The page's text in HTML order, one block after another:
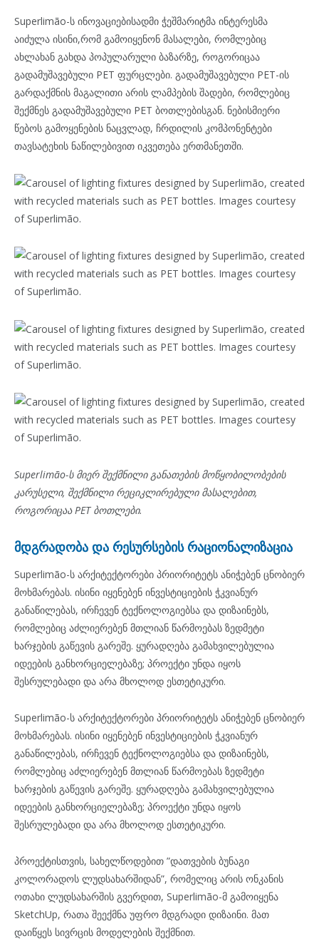
Superlimão-ს ინოვაციებისადმი ჭეშმარიტმა ინტერესმა
აიძულა ისინი,რომ გამოიყენონ მასალები, რომლებიც
ახლახან გახდა პოპულარული ბაზარზე, როგორიცაა
გადამუშავებული PET ფურცლები. გადამუშავებული PET-ის
გარდაქმნის მაგალითი არის ლამპების შადები, რომლებიც
შექმნეს გადამუშავებული PET ბოთლებისგან. ნებისმიერი
წებოს გამოყენების ნაცვლად, ჩრდილის კომპონენტები
თავსატეხის ნაწილებივით იკვეთება ერთმანეთში.
Superlimão-ს მიერ შექმნილი განათების მოწყობილობების
კარუსელი, შექმნილი რეციკლირებული მასალებით,
როგორიცაა PET ბოთლები.
მდგრადობა და რესურსების რაციონალიზაცია
Superlimão-ს არქიტექტორები პრიორიტეტს ანიჭებენ ცნობიერ
მოხმარებას. ისინი იყენებენ ინვესტიციების ჭკვიანურ
განაწილებას, ირჩევენ ტექნოლოგიებსა და დიზაინებს,
რომლებიც აძლიერებენ მთლიან წარმოებას ზედმეტი
ხარჯების გაწევის გარეშე. ყურადღება გამახვილებულია
იდეების განხორციელებაზე; პროექტი უნდა იყოს
შესრულებადი და არა მხოლოდ ესთეტიკური.
Superlimão-ს არქიტექტორები პრიორიტეტს ანიჭებენ ცნობიერ
მოხმარებას. ისინი იყენებენ ინვესტიციების ჭკვიანურ
განაწილებას, ირჩევენ ტექნოლოგიებსა და დიზაინებს,
რომლებიც აძლიერებენ მთლიან წარმოებას ზედმეტი
ხარჯების გაწევის გარეშე. ყურადღება გამახვილებულია
იდეების განხორციელებაზე; პროექტი უნდა იყოს
შესრულებადი და არა მხოლოდ ესთეტიკური.
პროექტისთვის, სახელწოდებით ”დათვების ბუნაგი
კოლორადოს ლუდსახარშიდან”, რომელიც არის ონკანის
ოთახი ლუდსახარშის გვერდით, Superlimão-მ გამოიყენა
SketchUp, რათა შეექმნა უფრო მდგრადი დიზაინი. მათ
დაიწყეს სივრცის მოდელების შექმნით.